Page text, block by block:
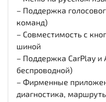
– Поддержка
команд)
– Совместимость с
шиной
– Поддержка CarPlay и
беспроводной)
– Фирменные
диагностика,